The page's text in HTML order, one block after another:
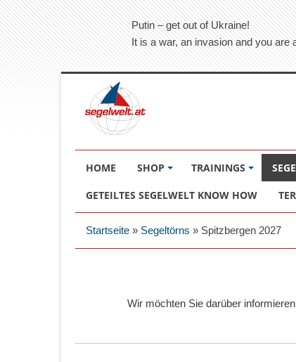
Putin – get out of Ukraine!
It is a war, an invasion and you are
HOME SHOP TRAININGS
GETEILTES SEGELWELT KNOW HOW
Startseite » Segeltörns » Spitzbergen 2027
Wir möchten Sie darüber